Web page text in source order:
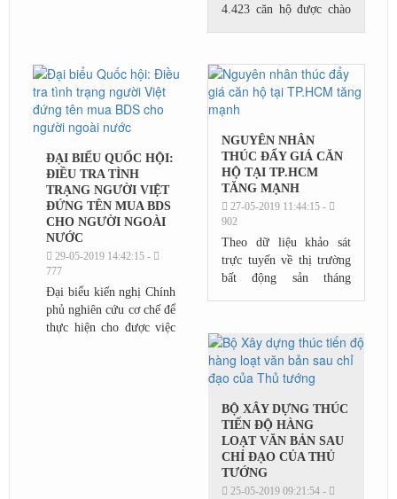
4.423 căn hộ được chào
năm trước. Tương tự, ở
thị trường biệt thự và
nhà...
ĐẠI BIỂU QUỐC HỘI:
ĐIỀU TRA TÌNH
TRẠNG NGƯỜI VIỆT
ĐỨNG TÊN MUA BDS
CHO NGƯỜI NGOÀI
NƯỚC
29-05-2019 14:42:15 -
777
Đại biểu kiến nghị Chính
phủ nghiên cứu cơ chế để
thực hiện cho được việc
NGUYÊN NHÂN
THÚC ĐẨY GIÁ CĂN
HỘ TẠI TP.HCM
TĂNG MẠNH
27-05-2019 11:44:15 -
902
Theo dữ liệu khảo sát
trực tuyến về thị trường
bất động sản tháng
so với cùng kỳ năm...
BỘ XÂY DỰNG THÚC
TIẾN ĐỘ HÀNG
LOẠT VĂN BẢN SAU
CHỈ ĐẠO CỦA THỦ
TƯỚNG
25-05-2019 09:21:54 -